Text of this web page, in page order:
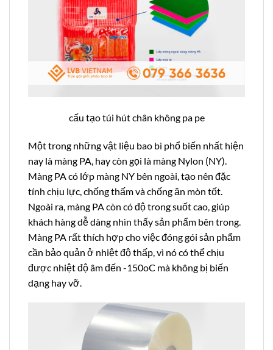
cấu tạo túi hút chân không pa pe
Một trong những vật liệu bao bì phổ biến nhất hiện
nay là màng PA, hay còn gọi là màng Nylon (NY).
Màng PA có lớp màng NY bên ngoài, tạo nên đặc
tính chịu lực, chống thấm và chống ăn mòn tốt.
Ngoài ra, màng PA còn có độ trong suốt cao, giúp
khách hàng dễ dàng nhìn thấy sản phẩm bên trong.
Màng PA rất thích hợp cho việc đóng gói sản phẩm
cần bảo quản ở nhiệt độ thấp, vì nó có thể chịu
được nhiệt độ âm đến -150oC mà không bị biến
dạng hay vỡ.